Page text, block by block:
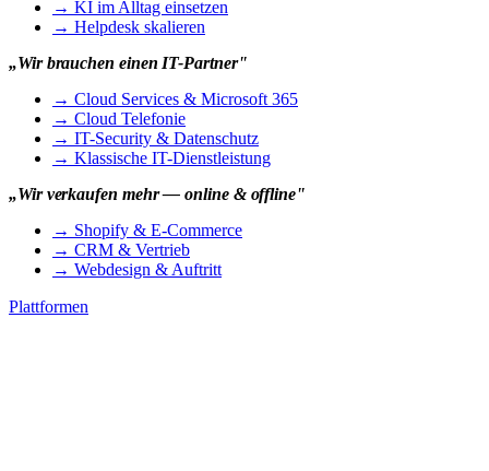
→ KI im Alltag einsetzen
→ Helpdesk skalieren
„Wir brauchen einen IT-Partner"
→ Cloud Services & Microsoft 365
→ Cloud Telefonie
→ IT-Security & Datenschutz
→ Klassische IT-Dienstleistung
„Wir verkaufen mehr — online & offline"
→ Shopify & E-Commerce
→ CRM & Vertrieb
→ Webdesign & Auftritt
Plattformen